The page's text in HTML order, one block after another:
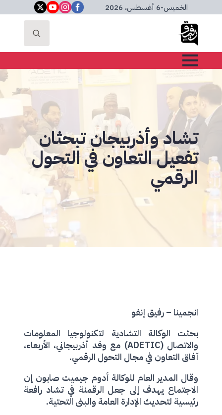
الخميس-6 أغسطس، 2026
Search
تشاد وأذربيجان تبحثان
تفعيل التعاون في التحول
الرقمي
انجمينا – رفيق إنفو
بحثت الوكالة التشادية لتكنولوجيا المعلومات
والاتصال (ADETIC) مع وفد أذربيجاني، الأربعاء،
آفاق التعاون في مجال التحول الرقمي.
وقال المدير العام للوكالة أدوم جيميت صابون إن
الاجتماع يهدف إلى جعل الرقمنة في تشاد رافعة
رئيسية لتحديث الإدارة العامة والبنى التحتية.